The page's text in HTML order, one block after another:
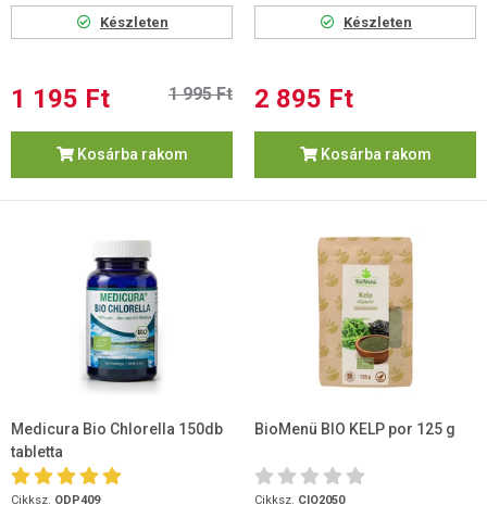
Készleten
1 195 Ft 1 995 Ft
Kosárba rakom
Készleten
2 895 Ft
Kosárba rakom
Medicura Bio Chlorella 150db
tabletta
Cikksz. ODP409
BioMenü BIO KELP por 125 g
Cikksz. CIO2050